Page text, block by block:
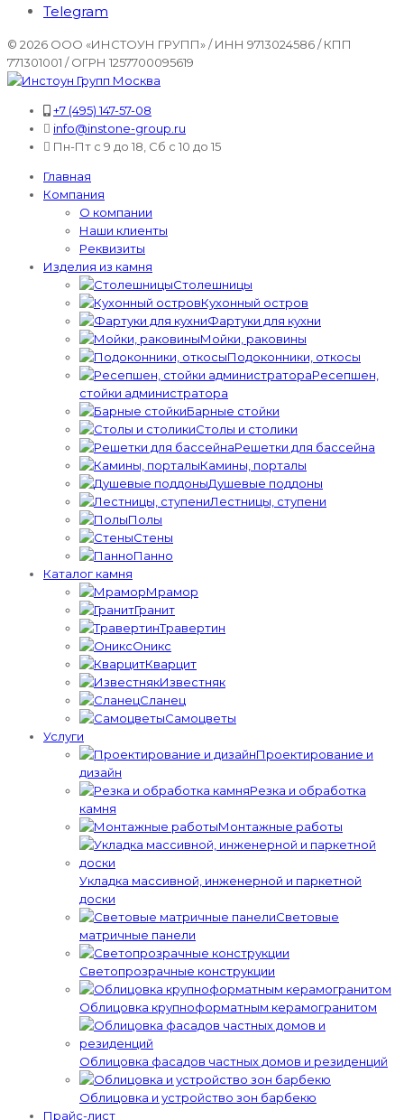
Telegram
© 2026 ООО «ИНСТОУН ГРУПП» / ИНН 9713024586 / КПП
771301001 / ОГРН 1257700095619
+7 (495) 147-57-08
info@instone-group.ru
Пн-Пт с 9 до 18, Сб с 10 до 15
Главная
Компания
О компании
Наши клиенты
Реквизиты
Изделия из камня
Столешницы
Кухонный остров
Фартуки для кухни
Мойки, раковины
Подоконники, откосы
Ресепшен,
стойки администратора
Барные стойки
Столы и столики
Решетки для бассейна
Камины, порталы​​​
Душевые поддоны
Лестницы, ступени
Полы
Стены
Панно
Каталог камня
Мрамор
Гранит
Травертин
Оникс
Кварцит
Известняк
Сланец
Самоцветы
Услуги
Проектирование и
дизайн
Резка и обработка
камня
Монтажные работы
Укладка массивной, инженерной и паркетной
доски
Световые
матричные панели
Светопрозрачные конструкции
Облицовка крупноформатным керамогранитом
Облицовка фасадов частных домов и резиденций
Облицовка и устройство зон барбекю
Прайс-лист